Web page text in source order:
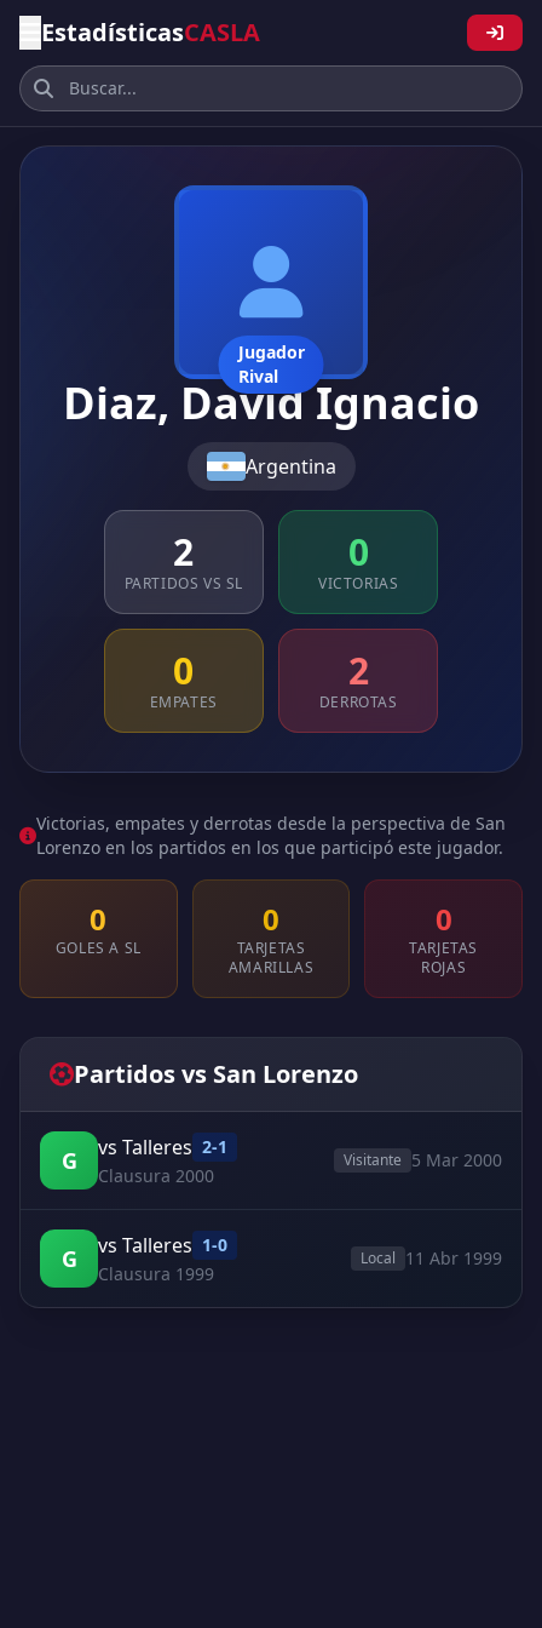
EstadísticasCASLA
Jugador
Rival
Diaz, David Ignacio
Argentina
2
PARTIDOS VS SL
0
VICTORIAS
0
EMPATES
2
DERROTAS
Victorias, empates y derrotas desde la perspectiva de San
Lorenzo en los partidos en los que participó este jugador.
0
GOLES A SL
0
TARJETAS
AMARILLAS
0
TARJETAS
ROJAS
Partidos vs San Lorenzo
G vs Talleres 2-1
Clausura 2000
Visitante 5 Mar 2000
G vs Talleres 1-0
Clausura 1999
Local 11 Abr 1999